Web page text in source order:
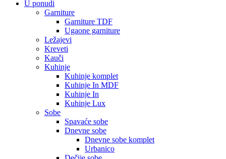
U ponudi
Garniture
Garniture TDF
Ugaone garniture
Ležajevi
Kreveti
Kauči
Kuhinje
Kuhinje komplet
Kuhinje In MDF
Kuhinje In
Kuhinje Lux
Sobe
Spavaće sobe
Dnevne sobe
Dnevne sobe komplet
Urbanico